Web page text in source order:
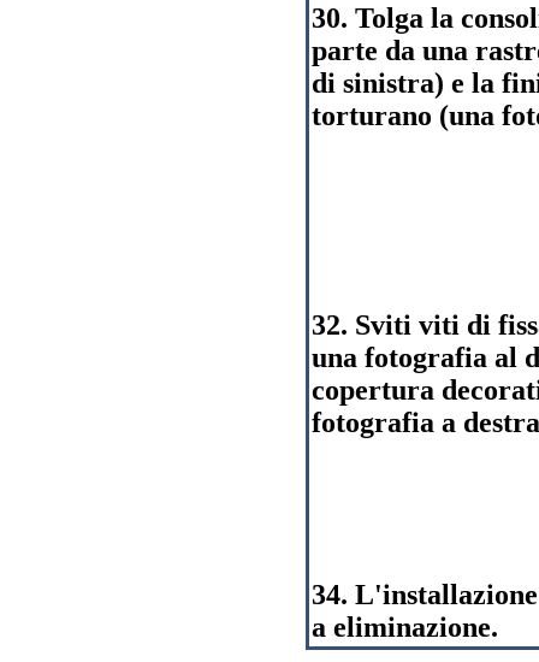
30. Tolga la
parte da una
di sinistra) e la
torturano (una
32. Sviti viti di
una fotografia al
copertura
fotografia a
34.
a eliminazione.